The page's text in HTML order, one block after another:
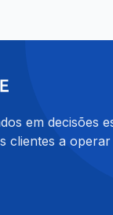
em decisões
clientes a